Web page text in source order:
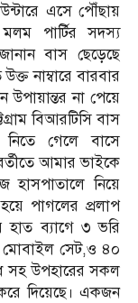
এসে পৌঁছায়
পার্টির সদস্য
বাস ছেড়েছে
নাম্বারে বারবার
উপায়ান্তর না পেয়ে
বিআরটিসি বাস
গেলে বাসে
আমার ভাইকে
হাসপাতালে নিয়ে
পাগলের প্রলাপ
হাত ব্যাগে ৩ ভরি
মোবাইল সেট,ও ৪০
সহ উপহারের সকল
দিয়েছে। একজন